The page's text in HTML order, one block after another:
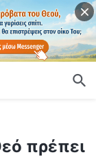
πρέπει